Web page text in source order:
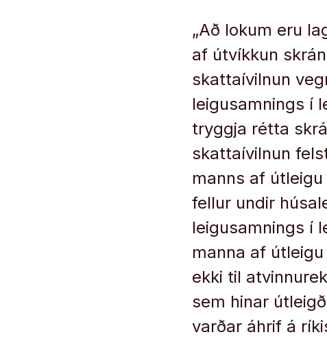
„Að lokum eru
af útvíkkun
skattaívilnun
leigusamnings í
tryggja rétta
skattaívilnun
manns af
fellur undir
leigusamnings í
manna af
ekki til
sem hinar
varðar áhrif á